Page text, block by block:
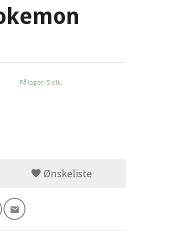
På lager: 5 stk.
Ønskeliste